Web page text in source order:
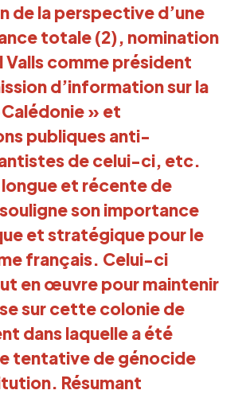
de la perspective d’une
totale (2), nomination
Valls comme président
d’information sur la
» et
publiques anti-
de celui-ci, etc.
et récente de
son importance
et stratégique pour le
français. Celui-ci
en œuvre pour maintenir
sur cette colonie de
dans laquelle a été
tentative de génocide
Résumant